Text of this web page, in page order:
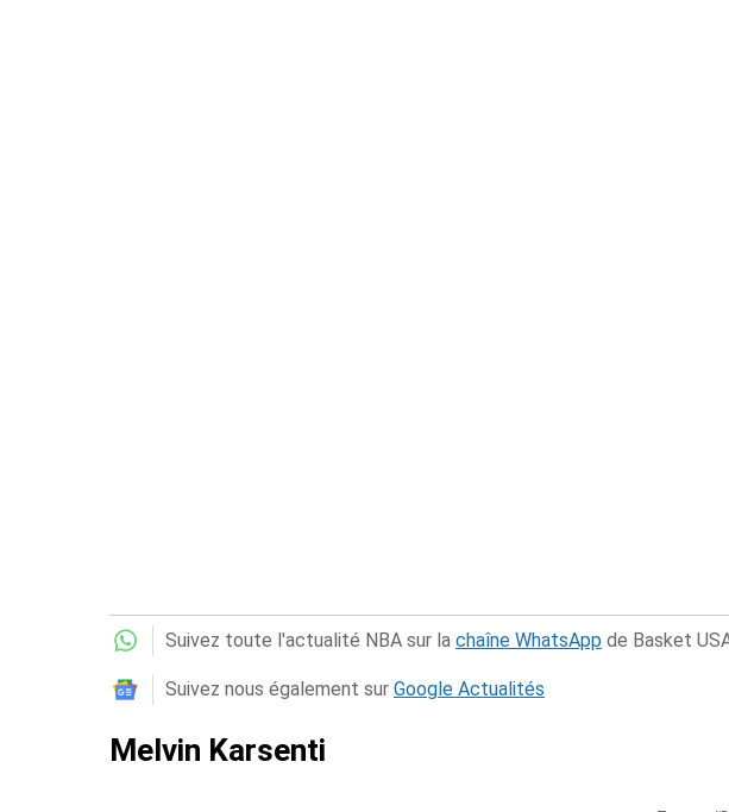
Suivez toute l'actualité NBA sur la chaîne WhatsApp de Basket
Suivez nous également sur Google Actualités
Melvin Karsenti